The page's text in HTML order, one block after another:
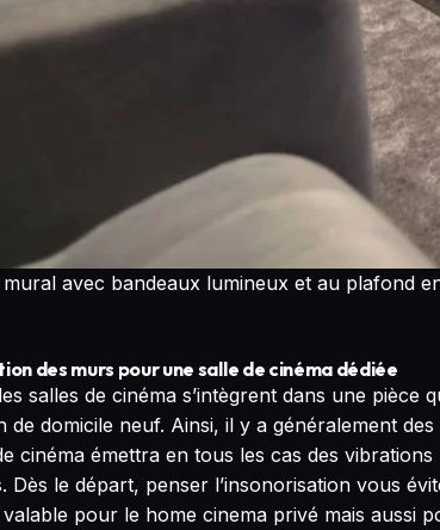
avec bandeaux lumineux et au plafond
des murs pour une salle de cinéma dédiée
salles de cinéma s’intègrent dans une pièce
de domicile neuf. Ainsi, il y a généralement
cinéma émettra en tous les cas des
Dès le départ, penser l’insonorisation vous
pour le home cinema privé mais aussi